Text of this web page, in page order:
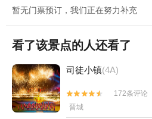
暂无门票预订，我们正在努力补充
看了该景点的人还看了
司徒小镇(4A)


172条评论
晋城